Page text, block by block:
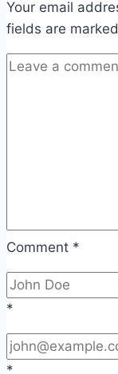
Your email
fields are marked
Comment *
*
*